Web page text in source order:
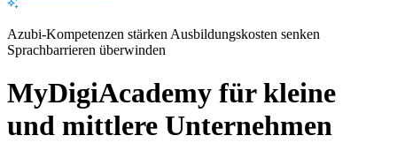
Azubi-Kompetenzen stärken Ausbildungskosten senken
Sprachbarrieren überwinden
MyDigiAcademy für kleine
und mittlere Unternehmen